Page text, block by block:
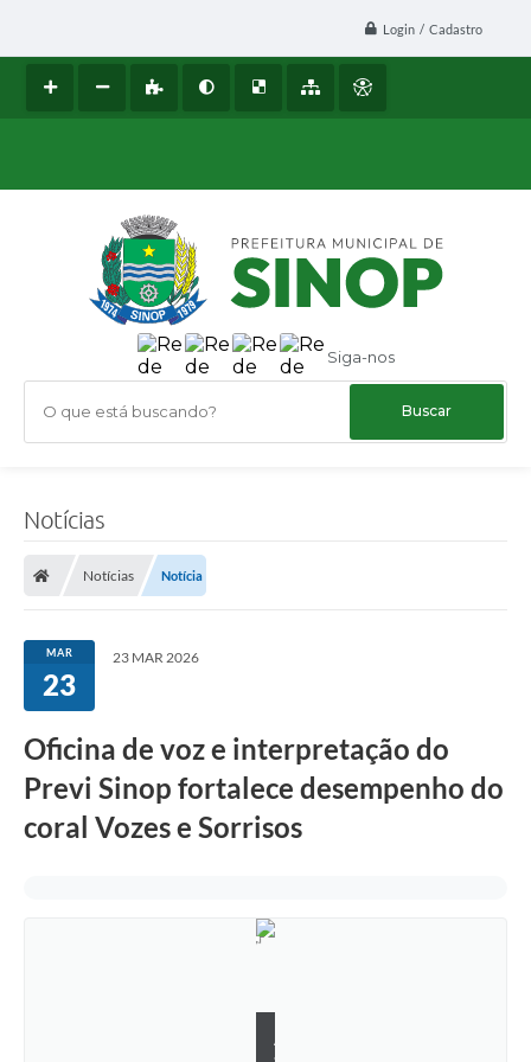
Login / Cadastro
Siga-nos
O que está buscando?
Notícias
Notícias Notícia
MAR
23
23 MAR 2026
Oficina de voz e interpretação do
Previ Sinop fortalece desempenho do
coral Vozes e Sorrisos
A
s